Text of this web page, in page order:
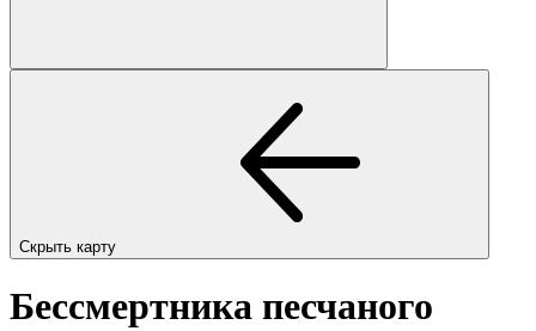
Скрыть карту
Бессмертника песчаного